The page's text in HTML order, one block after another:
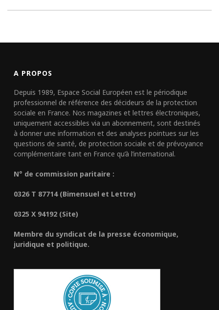
A PROPOS
Depuis 1989, Espace Social Européen est le périodique
professionnel de référence des décideurs de la protection
sociale en France. Nos magazines et lettres électroniques,
uniquement accessibles via un abonnement, sont destinés
à donner une information et des analyses pointues sur les
questions de santé, de protection sociale et de prévoyance
complémentaire tant en France qu’à l’international.
N° de commission paritaire :
0326 T 87714 (Bimensuel et Lettre)
0325 X 94192 (Site)
Membre du syndicat de la presse économique,
juridique et politique.